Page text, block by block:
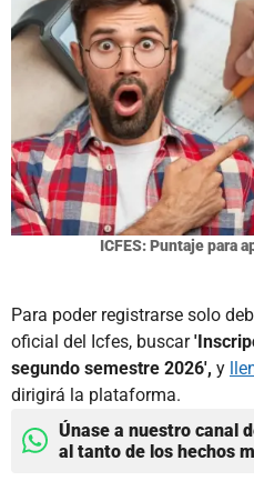
ICFES: Puntaje para
Para poder registrarse solo
oficial del Icfes, buscar
segundo semestre 2026', y
dirigirá la plataforma.
Únase a nuestro canal
al tanto de los hechos